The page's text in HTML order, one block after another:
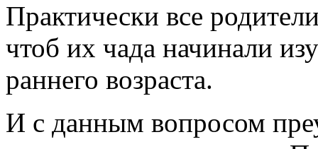
Практически все
чтоб их чада начинали
раннего возраста.
И с данным вопросом